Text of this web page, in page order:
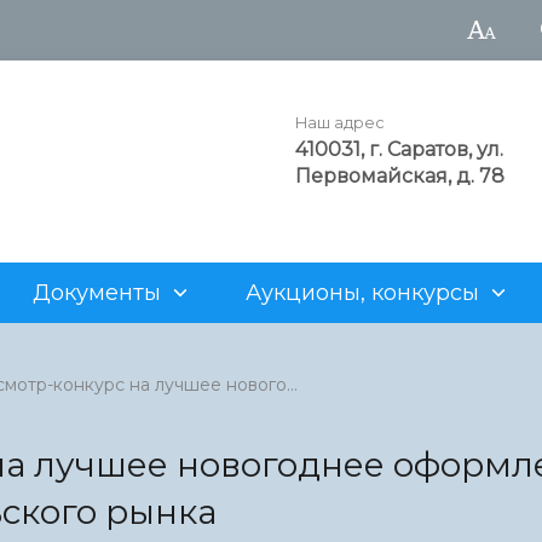
Наш адрес
410031, г. Саратов, ул.
Первомайская, д. 78
Достопримечательности
администрации
Структурные
Документы
Генеральный план
Аукционы, конкурсы
Для арендаторов
объектов
фонда
Информация о
конкурс на лучшее нового...
лучшее новогоднее
рынка